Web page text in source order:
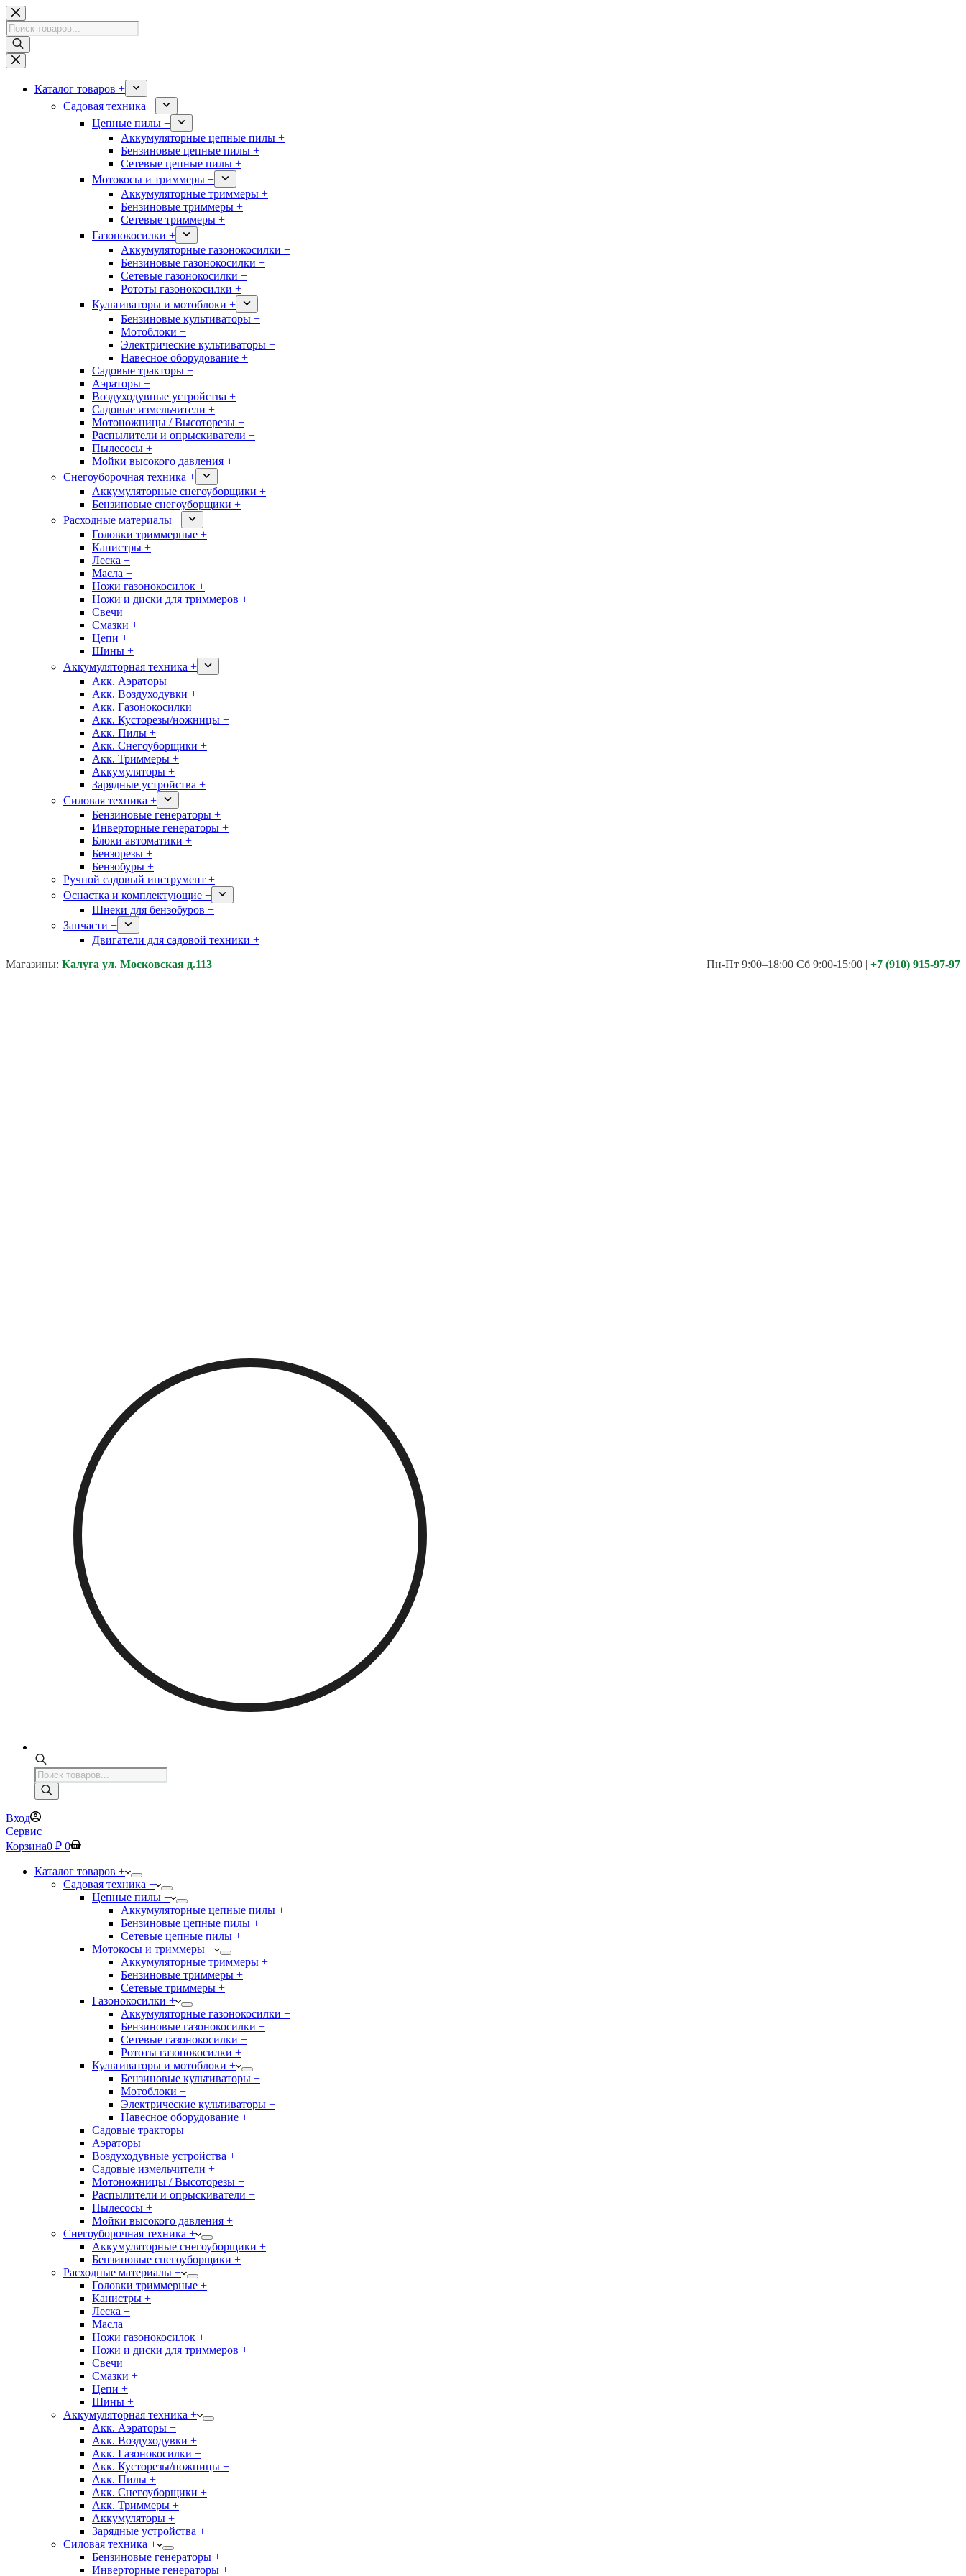
Перейти
к
сути
Поиск
товаров
Каталог товаров +
Садовая техника +
Цепные пилы +
Аккумуляторные цепные пилы +
Бензиновые цепные пилы +
Сетевые цепные пилы +
Мотокосы и триммеры +
Аккумуляторные триммеры +
Бензиновые триммеры +
Сетевые триммеры +
Газонокосилки +
Аккумуляторные газонокосилки +
Бензиновые газонокосилки +
Сетевые газонокосилки +
Рототы газонокосилки +
Культиваторы и мотоблоки +
Бензиновые культиваторы +
Мотоблоки +
Электрические культиваторы +
Навесное оборудование +
Садовые тракторы +
Аэраторы +
Воздуходувные устройства +
Садовые измельчители +
Мотоножницы / Высоторезы +
Распылители и опрыскиватели +
Пылесосы +
Мойки высокого давления +
Снегоуборочная техника +
Аккумуляторные снегоуборщики +
Бензиновые снегоуборщики +
Расходные материалы +
Головки триммерные +
Канистры +
Леска +
Масла +
Ножи газонокосилок +
Ножи и диски для триммеров +
Свечи +
Смазки +
Цепи +
Шины +
Аккумуляторная техника +
Акк. Аэраторы +
Акк. Воздуходувки +
Акк. Газонокосилки +
Акк. Кусторезы/ножницы +
Акк. Пилы +
Акк. Снегоуборщики +
Акк. Триммеры +
Аккумуляторы +
Зарядные устройства +
Силовая техника +
Бензиновые генераторы +
Инверторные генераторы +
Блоки автоматики +
Бензорезы +
Бензобуры +
Ручной садовый инструмент +
Оснастка и комплектующие +
Шнеки для бензобуров +
Запчасти +
Двигатели для садовой техники +
Магазины: Калуга ул. Московская д.113 Пн-Пт 9:00–18:00 Сб 9:00-15:00 | +7 (910) 915-97-97
Поиск
товаров
Вход
Сервис
Корзина0 ₽ 0
Каталог товаров +
Садовая техника +
Цепные пилы +
Аккумуляторные цепные пилы +
Бензиновые цепные пилы +
Сетевые цепные пилы +
Мотокосы и триммеры +
Аккумуляторные триммеры +
Бензиновые триммеры +
Сетевые триммеры +
Газонокосилки +
Аккумуляторные газонокосилки +
Бензиновые газонокосилки +
Сетевые газонокосилки +
Рототы газонокосилки +
Культиваторы и мотоблоки +
Бензиновые культиваторы +
Мотоблоки +
Электрические культиваторы +
Навесное оборудование +
Садовые тракторы +
Аэраторы +
Воздуходувные устройства +
Садовые измельчители +
Мотоножницы / Высоторезы +
Распылители и опрыскиватели +
Пылесосы +
Мойки высокого давления +
Снегоуборочная техника +
Аккумуляторные снегоуборщики +
Бензиновые снегоуборщики +
Расходные материалы +
Головки триммерные +
Канистры +
Леска +
Масла +
Ножи газонокосилок +
Ножи и диски для триммеров +
Свечи +
Смазки +
Цепи +
Шины +
Аккумуляторная техника +
Акк. Аэраторы +
Акк. Воздуходувки +
Акк. Газонокосилки +
Акк. Кусторезы/ножницы +
Акк. Пилы +
Акк. Снегоуборщики +
Акк. Триммеры +
Аккумуляторы +
Зарядные устройства +
Силовая техника +
Бензиновые генераторы +
Инверторные генераторы +